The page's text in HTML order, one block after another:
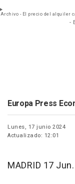
Archivo - El precio del alquiler
-
Europa Press
Lunes, 17 junio 2024
Actualizado: 12:01
MADRID 17